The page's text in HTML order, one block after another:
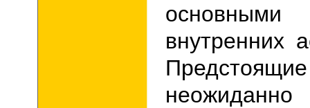
внутренних